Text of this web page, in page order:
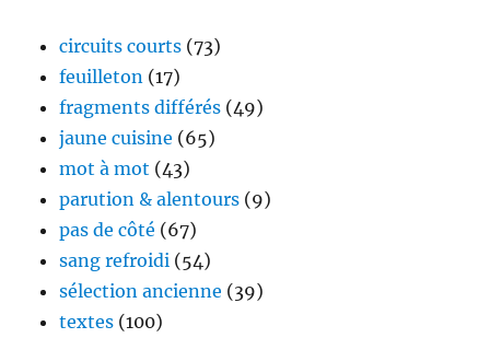
circuits courts (73)
feuilleton (17)
fragments différés (49)
jaune cuisine (65)
mot à mot (43)
parution & alentours (9)
pas de côté (67)
sang refroidi (54)
sélection ancienne (39)
textes (100)